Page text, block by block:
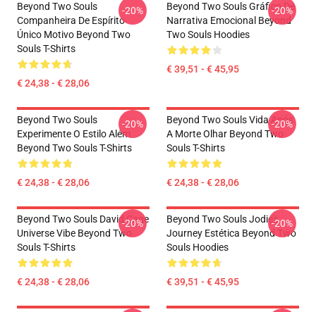
Beyond Two Souls
Companheira De Espírito
Único Motivo Beyond Two
Souls T-Shirts
€ 24,38 - € 28,06
-20%
Beyond Two Souls Gráfico De
Narrativa Emocional Beyond
Two Souls Hoodies
€ 39,51 - € 45,95
-20%
Beyond Two Souls
Experimente O Estilo Além
Beyond Two Souls T-Shirts
€ 24,38 - € 28,06
-20%
Beyond Two Souls Vida Após
A Morte Olhar Beyond Two
Souls T-Shirts
€ 24,38 - € 28,06
-20%
Beyond Two Souls David Cage
Universe Vibe Beyond Two
Souls T-Shirts
€ 24,38 - € 28,06
-20%
Beyond Two Souls Jodie's
Journey Estética Beyond Two
Souls Hoodies
€ 39,51 - € 45,95
-20%